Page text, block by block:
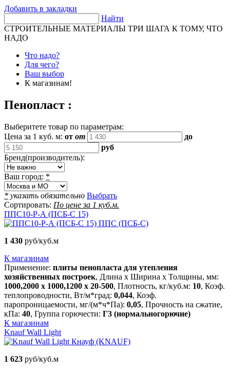
Добавить в закладки
Найти
СТРОИТЕЛЬНЫЕ МАТЕРИАЛЫ ТРИ ШАГА К ТОМУ, ЧТО
НАДО
Что надо?
Для чего?
Ваш выбор
К магазинам!
Пенопласт :
Выберитете товар по параметрам:
Цена за 1 куб. м: от от
до
руб
Бренд(производитель):
Ваш город: *
* указать обязательно Выбрать
Сортировать: По цене за 1 куб.м.
ППС10-Р-А (ПСБ-С 15)
ППС (ПСБ-С)
1 430 руб/куб.м
К магазинам
Применение: плиты пенопласта для утепления
хозяйственных построек, Длина х Ширина х Толщины, мм:
1000,2000 х 1000,1200 х 20-500, Плотность, кг/куб.м: 10, Коэф.
теплопроводности, Вт/м*град: 0,044, Коэф.
паропроницаемости, мг/(м*ч*Па): 0,05, Прочность на сжатие,
кПа: 40, Группа горючести: Г3 (нормальногорючие)
К магазинам
Knauf Wall Light
Кнауф (KNAUF)
1 623 руб/куб.м